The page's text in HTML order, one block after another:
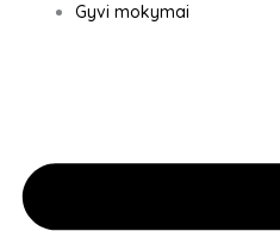
Gyvi mokymai